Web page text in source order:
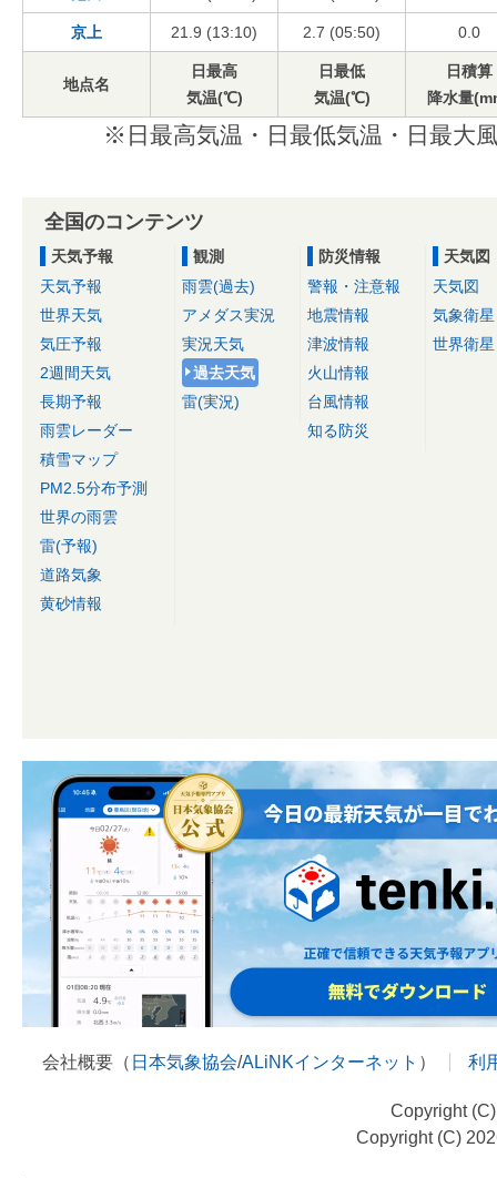
京上 21.9 (13:10) 2.7 (05:50) 0.0
地点名
日最高
気温(℃)
日最低
気温(℃)
日積算
降水量
※日最高気温・日最低気温・日最大
全国のコンテンツ
天気予報
天気予報
世界天気
気圧予報
2週間天気
長期予報
雨雲レーダー
積雪マップ
PM2.5分布予測
世界の雨雲
雷(予報)
道路気象
黄砂情報
観測
雨雲(過去)
アメダス実況
実況天気
過去天気
雷(実況)
防災情報
警報・注意報
地震情報
津波情報
火山情報
台風情報
知る防災
天気図
天気図
気象衛星
世界衛星
会社概要（ 日本気象協会/ALiNKインターネット ） 利
Copyright
Copyright (C)